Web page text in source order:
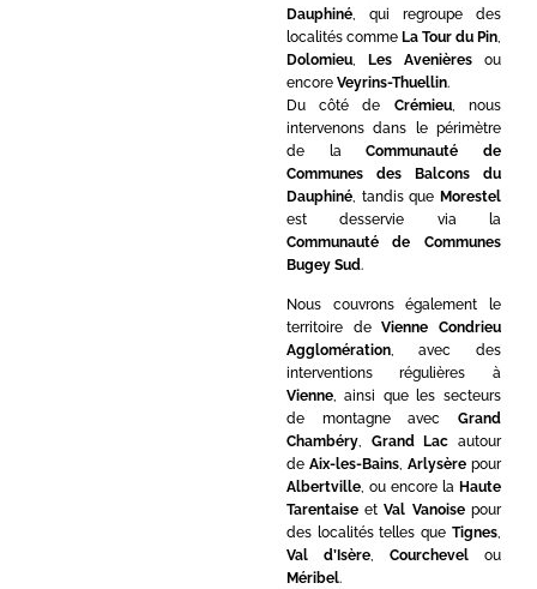
Dauphiné, qui regroupe des
localités comme La Tour du Pin
Dolomieu, Les Avenièresou
encore Veyrins-Thuellin.
Du côté de Crémieu, nous
intervenons dans le périmètre
de laCommunauté de
Communes des Balcons du
Dauphiné, tandis que Morestel
est desservie via la
Communauté de Communes
Bugey Sud.
Nous couvrons également le
territoire deVienne Condrieu
Agglomération, avec des
interventions régulières à
Vienne, ainsi que les secteurs
de montagne avec Grand
Chambéry, Grand Lac autour
de Aix-les-Bains, Arlysèrepour
Albertville, ou encore la Haute
TarentaiseetVal Vanoisepour
des localités telles que Tignes,
Val d’Isère, Courchevelou
Méribel.